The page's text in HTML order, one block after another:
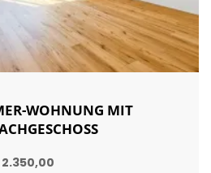
WOHNUNG MIT